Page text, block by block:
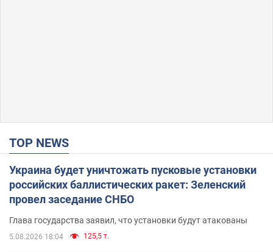
TOP NEWS
Украина будет уничтожать пусковые установки
российских баллистических ракет: Зеленский
провел заседание СНБО
Глава государства заявил, что установки будут атакованы
5.08.2026 18:04 125,5 т.